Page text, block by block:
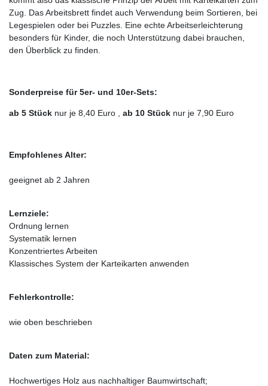
Zug. Das Arbeitsbrett findet auch Verwendung beim Sortieren, bei
Legespielen oder bei Puzzles. Eine echte Arbeitserleichterung
besonders für Kinder, die noch Unterstützung dabei brauchen,
den Überblick zu finden.
Sonderpreise für 5er- und 10er-Sets:
ab 5 Stück nur je 8,40 Euro , ab 10 Stück nur je 7,90 Euro
Empfohlenes Alter:
geeignet ab 2 Jahren
Lernziele:
Ordnung lernen
Systematik lernen
Konzentriertes Arbeiten
Klassisches System der Karteikarten anwenden
Fehlerkontrolle:
wie oben beschrieben
Daten zum Material:
Hochwertiges Holz aus nachhaltiger Baumwirtschaft;